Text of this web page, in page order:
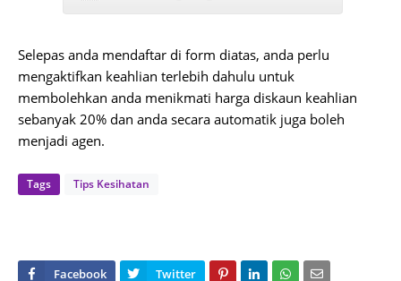
Selepas anda mendaftar di form diatas, anda perlu
mengaktifkan keahlian terlebih dahulu untuk
membolehkan anda menikmati harga diskaun keahlian
sebanyak 20% dan anda secara automatik juga boleh
menjadi agen.
Tags Tips Kesihatan